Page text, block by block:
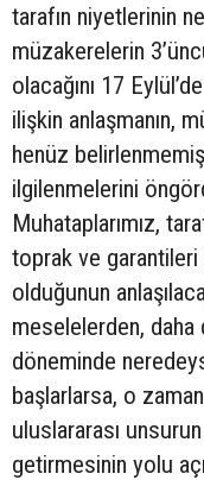
tarafın niyetlerinin
müzakerelerin
olacağını 17
ilişkin anlaşmanın,
henüz
ilgilenmelerini
Muhataplarımız,
toprak ve
olduğunun
meselelerden,
döneminde
başlarlarsa, o
uluslararası
getirmesinin yolu